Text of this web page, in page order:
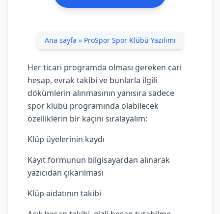
Ana sayfa » ProSpor Spor Klübü Yazılımı
Her ticari programda olması gereken cari
hesap, evrak takibi ve bunlarla ilgili
dökümlerin alınmasının yanısıra sadece
spor klübü programında olabilecek
özelliklerin bir kaçını sıralayalım:
Klüp üyelerinin kaydı
Kayıt formunun bilgisayardan alınarak
yazıcıdan çıkarılması
Klüp aidatının takibi